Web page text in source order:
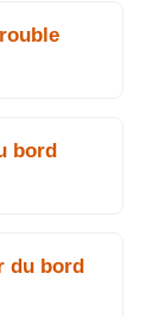
bord
du bord